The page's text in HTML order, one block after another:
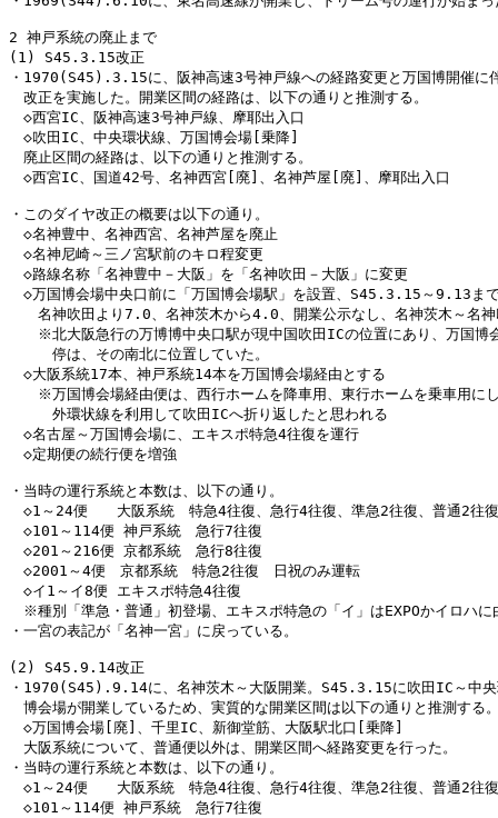
2 神戸系統の廃止まで
(1) S45.3.15改正
・1970(S45).3.15に、阪神高速3号神戸線への経路変更と万国博開催に
改正を実施した。開業区間の経路は、以下の通りと推測する。
◇西宮IC、阪神高速3号神戸線、摩耶出入口
◇吹田IC、中央環状線、万国博会場[乗降]
廃止区間の経路は、以下の通りと推測する。
◇西宮IC、国道42号、名神西宮[廃]、名神芦屋[廃]、摩耶出入口
・このダイヤ改正の概要は以下の通り。
◇名神豊中、名神西宮、名神芦屋を廃止
◇名神尼崎～三ノ宮駅前のキロ程変更
◇路線名称「名神豊中－大阪」を「名神吹田－大阪」に変更
◇万国博会場中央口前に「万国博会場駅」を設置、S45.3.15～9.13ま
名神吹田より7.0、名神茨木から4.0、開業公示なし、名神茨木～名
※北大阪急行の万博博中央口駅が現中国吹田ICの位置にあり、万国博
停は、その南北に位置していた。
◇大阪系統17本、神戸系統14本を万国博会場経由とする
※万国博会場経由便は、西行ホームを降車用、東行ホームを乗車用に
外環状線を利用して吹田ICへ折り返したと思われる
◇名古屋～万国博会場に、エキスポ特急4往復を運行
◇定期便の続行便を増強
・当時の運行系統と本数は、以下の通り。
◇1～24便　　大阪系統　特急4往復、急行4往復、準急2往復、普通2往復
◇101～114便 神戸系統　急行7往復
◇201～216便 京都系統　急行8往復
◇2001～4便　京都系統　特急2往復　日祝のみ運転
◇イ1～イ8便 エキスポ特急4往復
※種別「準急・普通」初登場、エキスポ特急の「イ」はEXPOかイロハに
・一宮の表記が「名神一宮」に戻っている。
(2) S45.9.14改正
・1970(S45).9.14に、名神茨木～大阪開業。S45.3.15に吹田IC～中央
博会場が開業しているため、実質的な開業区間は以下の通りと推測する
◇万国博会場[廃]、千里IC、新御堂筋、大阪駅北口[乗降]
大阪系統について、普通便以外は、開業区間へ経路変更を行った。
・当時の運行系統と本数は、以下の通り。
◇1～24便　　大阪系統　特急4往復、急行4往復、準急2往復、普通2往復
◇101～114便 神戸系統　急行7往復